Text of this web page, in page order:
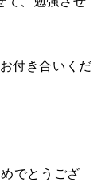
付き合いくだ
でとうござ